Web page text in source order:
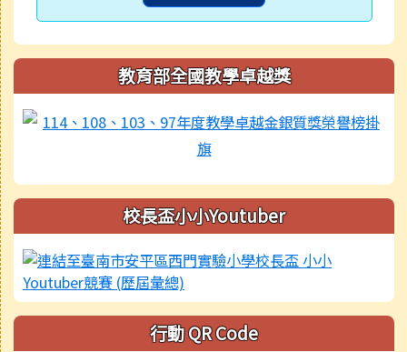
教育部全國教學卓越獎
校長盃小小Youtuber
行動 QR Code